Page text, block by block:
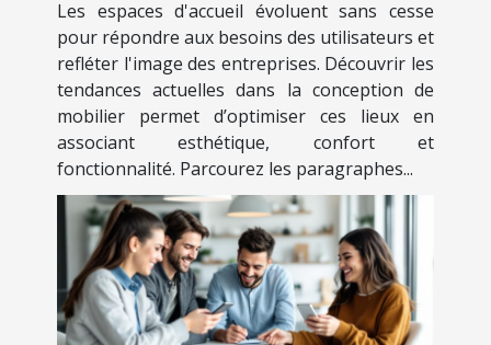
Les espaces d'accueil évoluent sans cesse
pour répondre aux besoins des utilisateurs et
refléter l'image des entreprises. Découvrir les
tendances actuelles dans la conception de
mobilier permet d’optimiser ces lieux en
associant esthétique, confort et
fonctionnalité. Parcourez les paragraphes...